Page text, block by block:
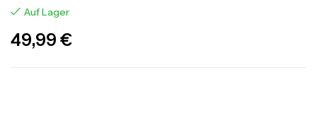
Auf Lager
49,99 €